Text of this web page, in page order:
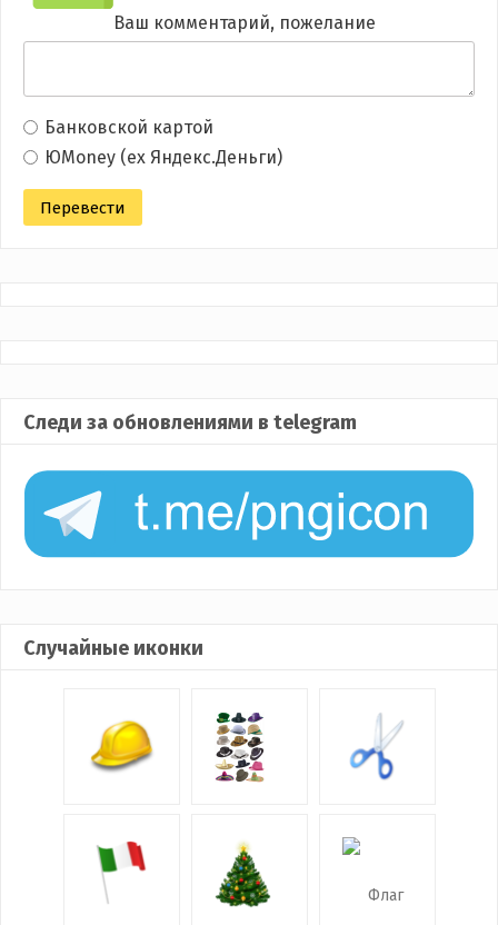
Ваш комментарий, пожелание
Банковской картой
ЮMoney (ex Яндекс.Деньги)
Следи за обновлениями в telegram
Случайные иконки